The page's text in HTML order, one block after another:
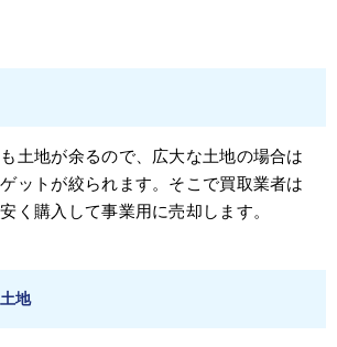
土地が余るので、広大な土地の場合は
ットが絞られます。そこで買取業者は
く購入して事業用に売却します。
地